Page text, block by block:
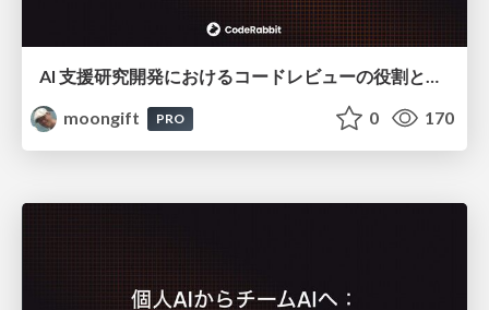
AI 支援研究開発におけるコードレビューの役割と限界
moongift
PRO 0 170